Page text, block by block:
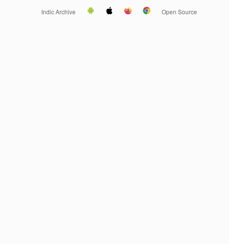
Indic Archive Open Source